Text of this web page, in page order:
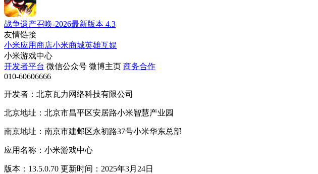
战争遗产召唤-2026最新版本 4.3
友情链接
小米应用商店小米商城英雄互娱
小米游戏中心
开发者平台 微信公众号 微博主页 商务合作
010-60606666
开发者：北京瓦力网络科技有限公司
北京地址：北京市昌平区安居路小米智慧产业园
南京地址：南京市建邺区永初路37号小米华东总部
应用名称：小米游戏中心
版本：13.5.0.70 更新时间：2025年3月24日